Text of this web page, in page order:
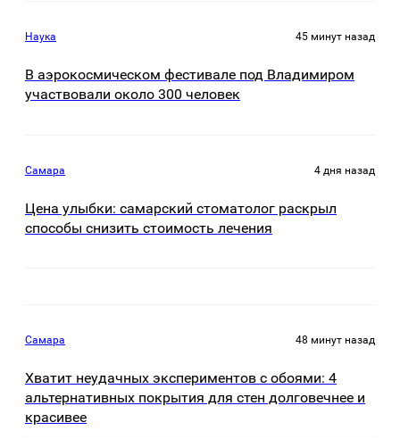
Наука 45 минут назад
В аэрокосмическом фестивале под Владимиром
участвовали около 300 человек
Самара 4 дня назад
Цена улыбки: самарский стоматолог раскрыл
способы снизить стоимость лечения
Самара 48 минут назад
Хватит неудачных экспериментов с обоями: 4
альтернативных покрытия для стен долговечнее и
красивее